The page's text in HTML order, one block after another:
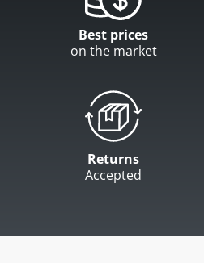
Best prices
on the market
Returns
Accepted